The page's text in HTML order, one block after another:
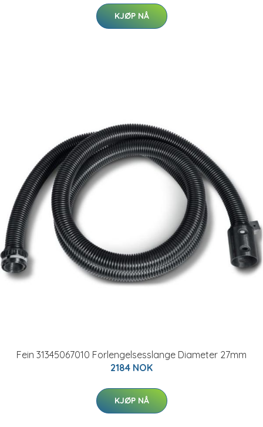
KJØP NÅ
Fein 31345067010 Forlengelsesslange Diameter 27mm
2184 NOK
KJØP NÅ